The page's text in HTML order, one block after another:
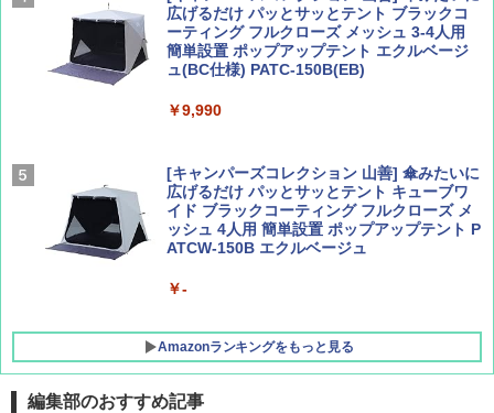
AIRLINE（エアライン）2026年9月号【特
集】ボーイング110周年を祝して！
￥1,760
新しい日本地理 地図・統計・移動から読み
解く (講談社現代新書)
￥1,540
広げるだけ パッとサッとテント ブラックコ
ーティング フルクローズ メッシュ 3-4人用
簡単設置 ポップアップテント エクルベージ
ュ(BC仕様) PATC-150B(EB)
￥9,990
[キャンパーズコレクション 山善] 傘みたいに
広げるだけ パッとサッとテント キューブワ
イド ブラックコーティング フルクローズ メ
ッシュ 4人用 簡単設置 ポップアップテント P
ATCW-150B エクルベージュ
￥-
Amazonランキングをもっと見る
編集部のおすすめ記事